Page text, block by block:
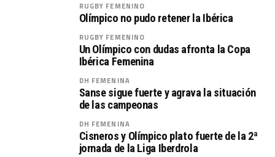
RUGBY FEMENINO
Olímpico no pudo retener la Ibérica
RUGBY FEMENINO
Un Olímpico con dudas afronta la Copa
Ibérica Femenina
DH FEMENINA
Sanse sigue fuerte y agrava la situación
de las campeonas
DH FEMENINA
Cisneros y Olímpico plato fuerte de la 2ª
jornada de la Liga Iberdrola